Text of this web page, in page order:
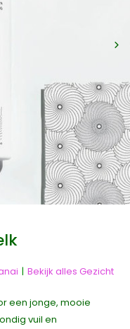
Bekijk alles Gezicht
een jonge, mooie
vuil en